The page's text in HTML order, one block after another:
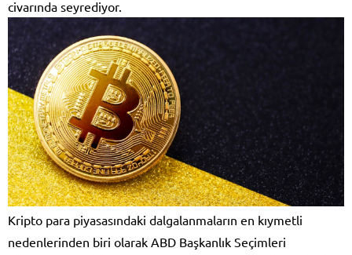
civarında seyrediyor.
Kripto para piyasasındaki dalgalanmaların en kıymetli
nedenlerinden biri olarak ABD Başkanlık Seçimleri